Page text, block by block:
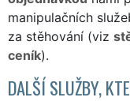
manipulačních
za stěhování (viz
ceník).
DALŠÍ SLUŽBY,